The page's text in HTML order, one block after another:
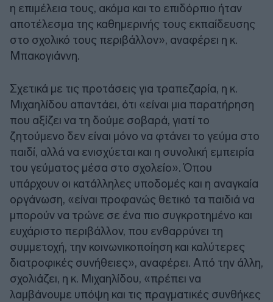
η επιμέλεια τους, ακόμα και το επιδόρπιο ήταν
αποτέλεσμα της καθημερινής τους εκπαίδευσης
στο σχολικό τους περιβάλλον», αναφέρει η κ.
Μπακογιάννη.
Σχετικά με τις προτάσεις για τραπεζαρία, η κ.
Μιχαηλίδου απαντάει, ότι «είναι μια παρατήρηση
που αξίζει να τη δούμε σοβαρά, γιατί το
ζητούμενο δεν είναι μόνο να φτάνει το γεύμα στο
παιδί, αλλά να ενισχύεται και η συνολική εμπειρία
του γεύματος μέσα στο σχολείο». Όπου
υπάρχουν οι κατάλληλες υποδομές και η αναγκαία
οργάνωση, «είναι προφανώς θετικό τα παιδιά να
μπορούν να τρώνε σε ένα πιο συγκροτημένο και
ευχάριστο περιβάλλον, που ενθαρρύνει τη
συμμετοχή, την κοινωνικοποίηση και καλύτερες
διατροφικές συνήθειες», αναφέρει. Από την άλλη,
σχολιάζει, η κ. Μιχαηλίδου, «πρέπει να
λαμβάνουμε υπόψη και τις πραγματικές συνθήκες